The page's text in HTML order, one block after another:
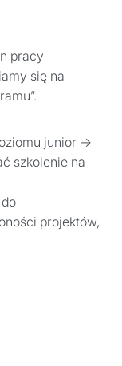
pracy
się na
junior →
szkolenie na
projektów,